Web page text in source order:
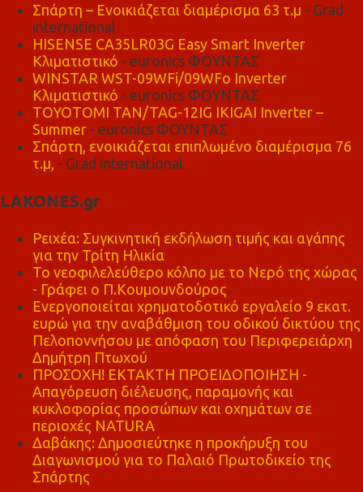
Σπάρτη – Ενοικιάζεται διαμέρισμα 63 τ.μ - Grad
international
HISENSE CA35LR03G Easy Smart Inverter
Κλιματιστικό - euronics ΦΟΥΝΤΑΣ
WINSTAR WST-09WFi/09WFo Inverter
Κλιματιστικό - euronics ΦΟΥΝΤΑΣ
TOYOTOMI TAN/TAG-12IG IKIGAI Inverter –
Summer - euronics ΦΟΥΝΤΑΣ
Σπάρτη, ενοικιάζεται επιπλωμένο διαμέρισμα 76
τ.μ, - Grad international
LAKONES.gr
Ρειχέα: Συγκινητική εκδήλωση τιμής και αγάπης
για την Τρίτη Ηλικία
Το νεοφιλελεύθερο κόλπο με το Νερό της χώρας
- Γράφει ο Π.Κουμουνδούρος
Ενεργοποιείται χρηματοδοτικό εργαλείο 9 εκατ.
ευρώ για την αναβάθμιση του οδικού δικτύου της
Πελοποννήσου με απόφαση του Περιφερειάρχη
Δημήτρη Πτωχού
ΠΡΟΣΟΧΗ! ΕΚΤΑΚΤΗ ΠΡΟΕΙΔΟΠΟΙΗΣΗ -
Απαγόρευση διέλευσης, παραμονής και
κυκλοφορίας προσώπων και οχημάτων σε
περιοχές NATURA
Δαβάκης: Δημοσιεύτηκε η προκήρυξη του
Διαγωνισμού για το Παλαιό Πρωτοδικείο της
Σπάρτης